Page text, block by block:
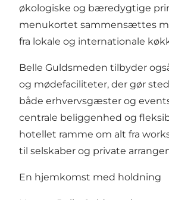
økologiske og bæredygtige
menukortet sammensættes
fra lokale og internationale
Belle Guldsmeden tilbyder
og mødefaciliteter, der gør
både erhvervsgæster og
centrale beliggenhed og
hotellet ramme om alt fra
til selskaber og private
En hjemkomst med holdning